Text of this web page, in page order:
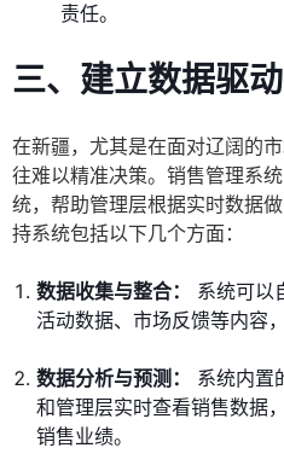
责任。
三、建立数据驱
在新疆，尤其是在面对辽阔的
往难以精准决策。销售管理系
统，帮助管理层根据实时数据
持系统包括以下几个方面：
数据收集与整合：
系统可以
活动数据、市场反馈等内容
数据分析与预测：
系统内置
和管理层实时查看销售数据
销售业绩。